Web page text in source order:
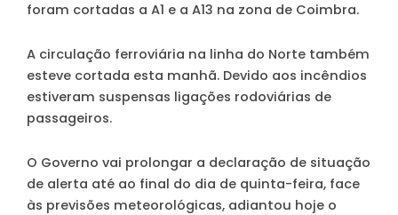
foram cortadas a A1 e a A13 na zona de Coimbra.
A circulação ferroviária na linha do Norte também
esteve cortada esta manhã. Devido aos incêndios
estiveram suspensas ligações rodoviárias de
passageiros.
O Governo vai prolongar a declaração de situação
de alerta até ao final do dia de quinta-feira, face
às previsões meteorológicas, adiantou hoje o